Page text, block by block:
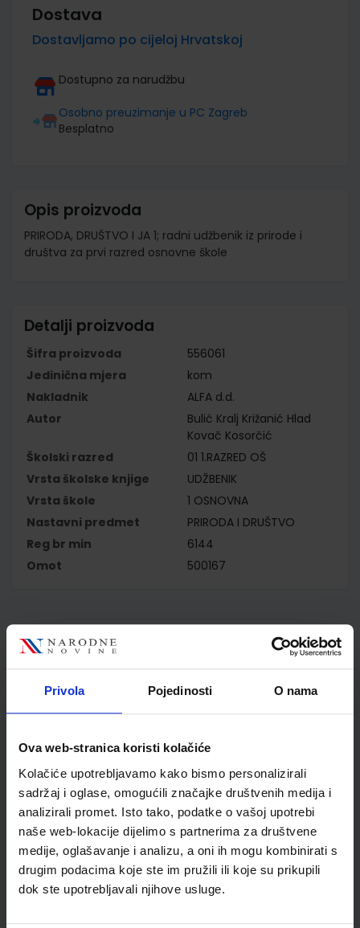
Privola Pojedinosti O nama
Ova web-stranica koristi kolačiće
Kolačiće upotrebljavamo kako bismo personalizirali
sadržaj i oglase, omogućili značajke društvenih medija i
analizirali promet. Isto tako, podatke o vašoj upotrebi
naše web-lokacije dijelimo s partnerima za društvene
medije, oglašavanje i analizu, a oni ih mogu kombinirati s
drugim podacima koje ste im pružili ili koje su prikupili
dok ste upotrebljavali njihove usluge.
Dostava
Dostavljamo po cijeloj Hrvatskoj
Dostupno za narudžbu
Osobno preuzimanje u PC Zagreb
Besplatno
Opis proizvoda
PRIRODA, DRUŠTVO I JA 1; radni udžbenik iz prirode i
društva za prvi razred osnovne škole
Detalji proizvoda
Šifra proizvoda
556061
Jedinična mjera
kom
Nakladnik
ALFA d.d.
Autor
Bulić Kralj Križanić Hlad
Kovač Kosorčić
Školski razred
01 1.RAZRED OŠ
Vrsta školske knjige
UDŽBENIK
Vrsta škole
1 OSNOVNA
Nastavni predmet
PRIRODA I DRUŠTVO
Reg br min
6144
Omot
500167
Kupci najčešće biraju..
Omot PVC za školske
udžbenike; dimenzije
433x272; tip 167